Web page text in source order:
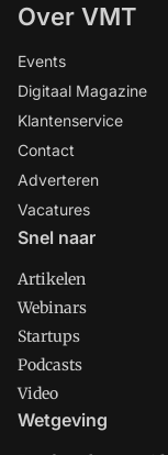
Over VMT
Events
Digitaal Magazine
Klantenservice
Contact
Adverteren
Vacatures
Snel naar
Artikelen
Webinars
Startups
Podcasts
Video
Wetgeving